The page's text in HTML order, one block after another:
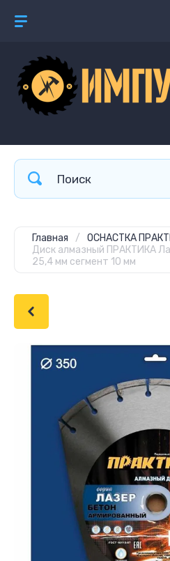
Главная / ОСНАСТКА
Диск алмазный ПРАКТИКА
25,4 мм сегмент 10 мм